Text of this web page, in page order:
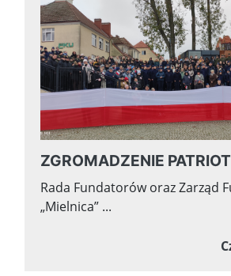
ZGROMADZENIE
Rada Fundatorów oraz Zarząd
„Mielnica” ...